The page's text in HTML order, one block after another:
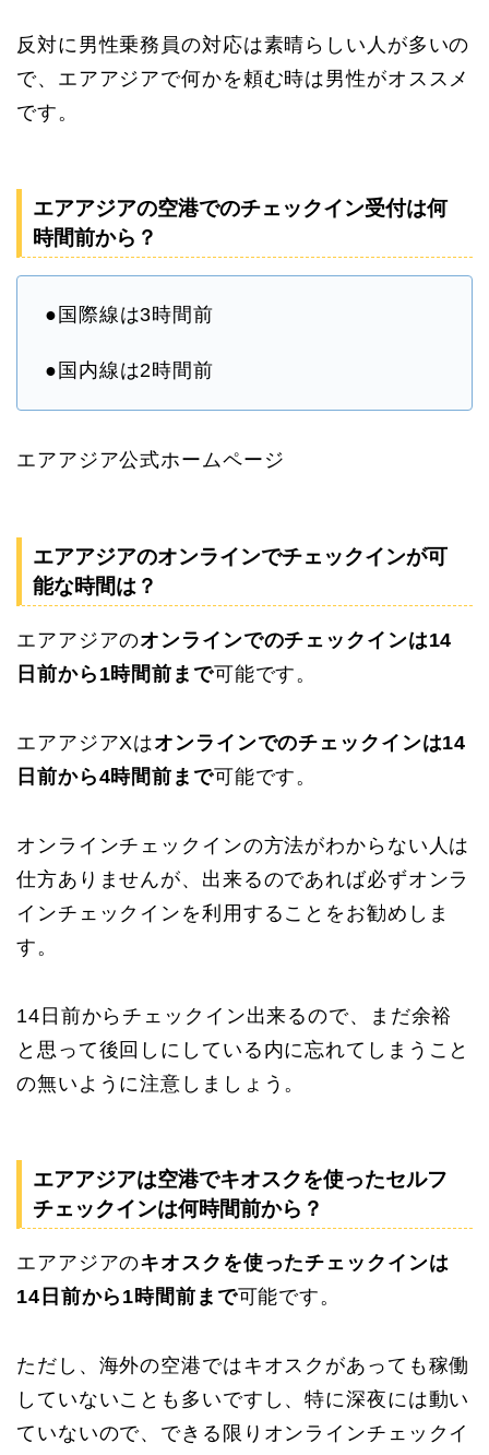
反対に男性乗務員の対応は素晴らしい人が多いの
で、エアアジアで何かを頼む時は男性がオススメ
です。
エアアジアの空港でのチェックイン受付は何
時間前から？
●国際線は3時間前
●国内線は2時間前
エアアジア公式ホームページ
エアアジアのオンラインでチェックインが可
能な時間は？
エアアジアのオンラインでのチェックインは14
日前から1時間前まで可能です。
エアアジアXはオンラインでのチェックインは14
日前から4時間前まで可能です。
オンラインチェックインの方法がわからない人は
仕方ありませんが、出来るのであれば必ずオンラ
インチェックインを利用することをお勧めしま
す。
14日前からチェックイン出来るので、まだ余裕
と思って後回しにしている内に忘れてしまうこと
の無いように注意しましょう。
エアアジアは空港でキオスクを使ったセルフ
チェックインは何時間前から？
エアアジアのキオスクを使ったチェックインは
14日前から1時間前まで可能です。
ただし、海外の空港ではキオスクがあっても稼働
していないことも多いですし、特に深夜には動い
ていないので、できる限りオンラインチェックイ